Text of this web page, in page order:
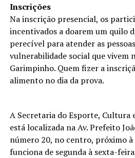
Inscrições
Na inscrição presencial, os
incentivados a doarem um quilo
perecível para atender as
vulnerabilidade social que vivem
Garimpinho. Quem fizer a
alimento no dia da prova.
A Secretaria do Esporte, Cultura
está localizada na Av. Prefeito
número 20, no centro, próximo à
funciona de segunda à sexta-